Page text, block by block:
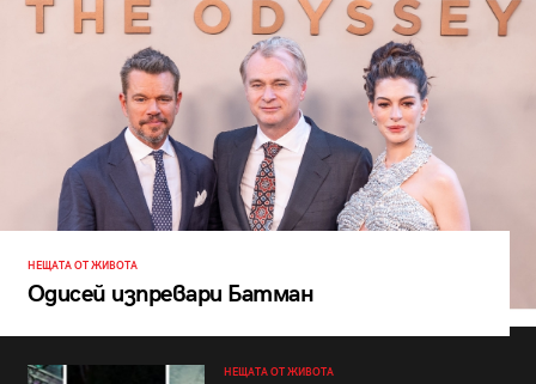
НЕЩАТА ОТ ЖИВОТА
Одисей изпревари Батман
НЕЩАТА ОТ ЖИВОТА